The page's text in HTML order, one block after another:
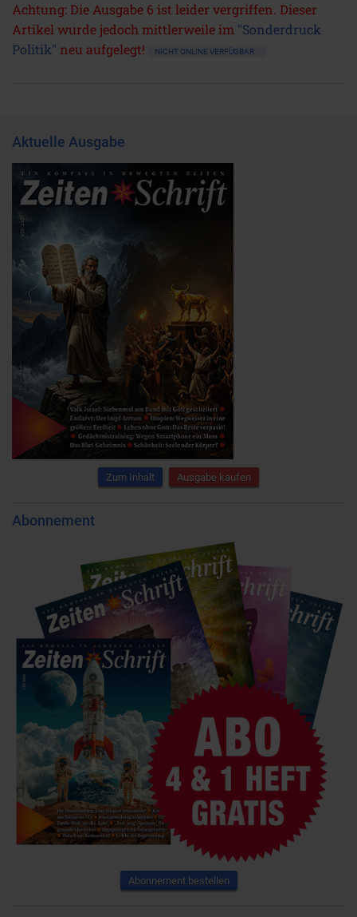
Achtung: Die Ausgabe 6 ist leider vergriffen. Dieser
Artikel wurde jedoch mittlerweile im "Sonderdruck
Politik" neu aufgelegt! NICHT ONLINE VERFÜGBAR
Aktuelle Ausgabe
Zum Inhalt Ausgabe kaufen
Abonnement
Abonnement bestellen